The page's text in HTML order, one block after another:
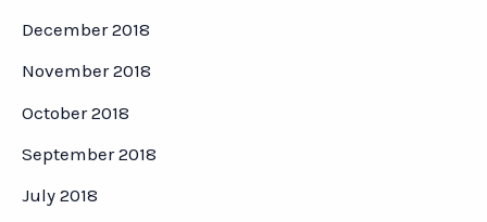
December 2018
November 2018
October 2018
September 2018
July 2018